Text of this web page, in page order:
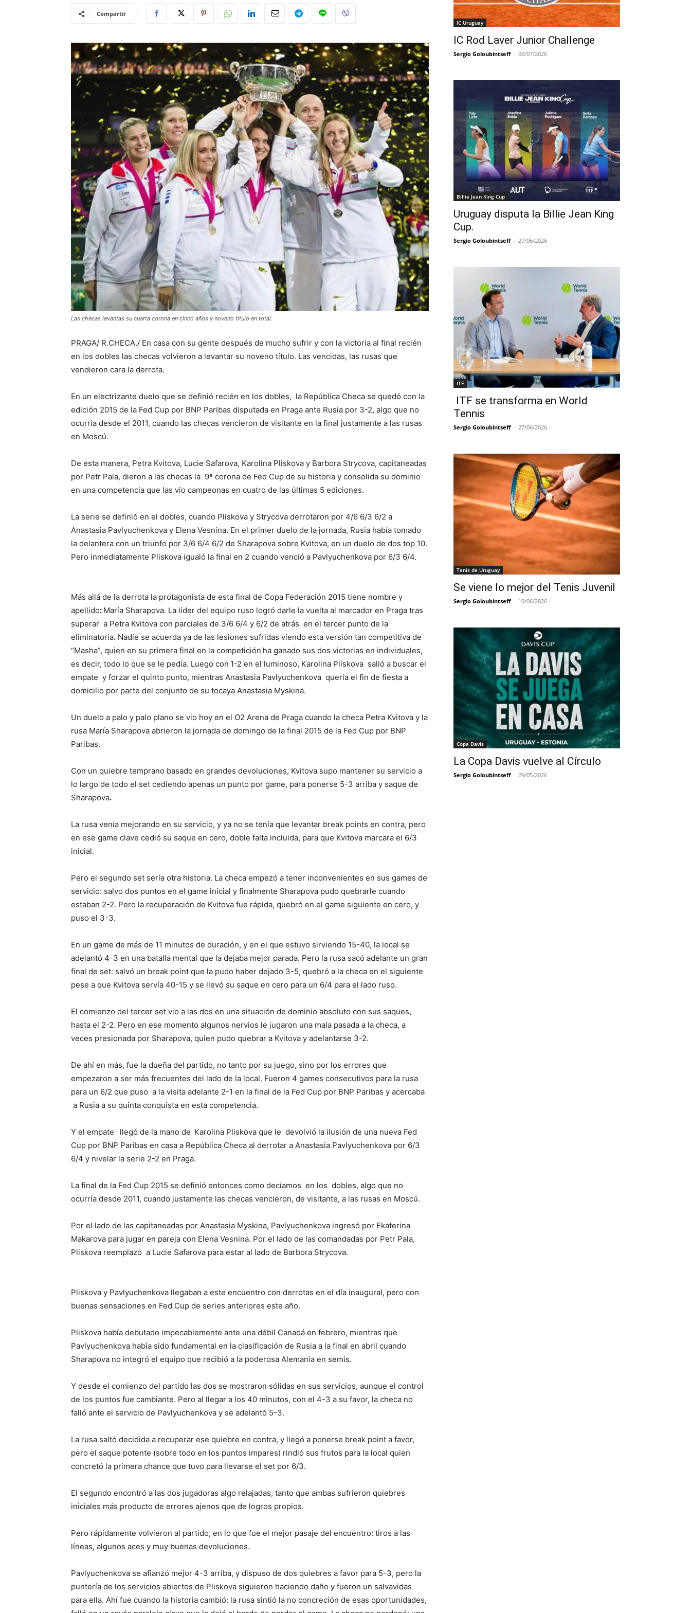
Compartir
Las checas levantas su cuarta corona en cinco años y noveno título en total.
PRAGA/ R.CHECA./ En casa con su gente después de mucho sufrir y con la victoria al final recién
en los dobles las checas volvieron a levantar su noveno título. Las vencidas, las rusas que
vendieron cara la derrota.
En un electrizante duelo que se definió recién en los dobles, la República Checa se quedó con la
edición 2015 de la Fed Cup por BNP Paribas disputada en Praga ante Rusia por 3-2, algo que no
ocurría desde el 2011, cuando las checas vencieron de visitante en la final justamente a las rusas
en Moscú.
De esta manera, Petra Kvitova, Lucie Safarova, Karolina Pliskova y Barbora Strycova, capitaneadas
por Petr Pala, dieron a las checas la 9ª corona de Fed Cup de su historia y consolida su dominio
en una competencia que las vio campeonas en cuatro de las últimas 5 ediciones.
La serie se definió en el dobles, cuando Pliskova y Strycova derrotaron por 4/6 6/3 6/2 a
Anastasia Pavlyuchenkova y Elena Vesnina. En el primer duelo de la jornada, Rusia había tomado
la delantera con un triunfo por 3/6 6/4 6/2 de Sharapova sobre Kvitova, en un duelo de dos top 10.
Pero inmediatamente Pliskova igualó la final en 2 cuando venció a Pavlyuchenkova por 6/3 6/4.
Más allá de la derrota la protagonista de esta final de Copa Federación 2015 tiene nombre y
apellido: María Sharapova. La líder del equipo ruso logró darle la vuelta al marcador en Praga tras
superar a Petra Kvitova con parciales de 3/6 6/4 y 6/2 de atrás en el tercer punto de la
eliminatoria. Nadie se acuerda ya de las lesiones sufridas viendo esta versión tan competitiva de
“Masha”, quien en su primera final en la competición ha ganado sus dos victorias en individuales,
es decir, todo lo que se le pedía. Luego con 1-2 en el luminoso, Karolina Pliskova salió a buscar el
empate y forzar el quinto punto, mientras Anastasia Pavlyuchenkova quería el fin de fiesta a
domicilio por parte del conjunto de su tocaya Anastasia Myskina.
Un duelo a palo y palo plano se vio hoy en el O2 Arena de Praga cuando la checa Petra Kvitova y la
rusa María Sharapova abrieron la jornada de domingo de la final 2015 de la Fed Cup por BNP
Paribas.
Con un quiebre temprano basado en grandes devoluciones, Kvitova supo mantener su servicio a
lo largo de todo el set cediendo apenas un punto por game, para ponerse 5-3 arriba y saque de
Sharapova.
La rusa venía mejorando en su servicio, y ya no se tenía que levantar break points en contra, pero
en ese game clave cedió su saque en cero, doble falta incluida, para que Kvitova marcara el 6/3
inicial.
Pero el segundo set sería otra historia. La checa empezó a tener inconvenientes en sus games de
servicio: salvo dos puntos en el game inicial y finalmente Sharapova pudo quebrarle cuando
estaban 2-2. Pero la recuperación de Kvitova fue rápida, quebró en el game siguiente en cero, y
puso el 3-3.
En un game de más de 11 minutos de duración, y en el que estuvo sirviendo 15-40, la local se
adelantó 4-3 en una batalla mental que la dejaba mejor parada. Pero la rusa sacó adelante un gran
final de set: salvó un break point que la pudo haber dejado 3-5, quebró a la checa en el siguiente
pese a que Kvitova servía 40-15 y se llevó su saque en cero para un 6/4 para el lado ruso.
El comienzo del tercer set vio a las dos en una situación de dominio absoluto con sus saques,
hasta el 2-2. Pero en ese momento algunos nervios le jugaron una mala pasada a la checa, a
veces presionada por Sharapova, quien pudo quebrar a Kvitova y adelantarse 3-2.
De ahí en más, fue la dueña del partido, no tanto por su juego, sino por los errores que
empezaron a ser más frecuentes del lado de la local. Fueron 4 games consecutivos para la rusa
para un 6/2 que puso a la visita adelante 2-1 en la final de la Fed Cup por BNP Paribas y acercaba
a Rusia a su quinta conquista en esta competencia.
Y el empate llegó de la mano de Karolina Pliskova que le devolvió la ilusión de una nueva Fed
Cup por BNP Paribas en casa a República Checa al derrotar a Anastasia Pavlyuchenkova por 6/3
6/4 y nivelar la serie 2-2 en Praga.
La final de la Fed Cup 2015 se definió entonces como decíamos en los dobles, algo que no
ocurría desde 2011, cuando justamente las checas vencieron, de visitante, a las rusas en Moscú.
Por el lado de las capitaneadas por Anastasia Myskina, Pavlyuchenkova ingresó por Ekaterina
Makarova para jugar en pareja con Elena Vesnina. Por el lado de las comandadas por Petr Pala,
Pliskova reemplazó a Lucie Safarova para estar al lado de Barbora Strycova.
Pliskova y Pavlyuchenkova llegaban a este encuentro con derrotas en el día inaugural, pero con
buenas sensaciones en Fed Cup de series anteriores este año.
Pliskova había debutado impecablemente ante una débil Canadá en febrero, mientras que
Pavlyuchenkova había sido fundamental en la clasificación de Rusia a la final en abril cuando
Sharapova no integró el equipo que recibió a la poderosa Alemania en semis.
Y desde el comienzo del partido las dos se mostraron sólidas en sus servicios, aunque el control
de los puntos fue cambiante. Pero al llegar a los 40 minutos, con el 4-3 a su favor, la checa no
falló ante el servicio de Pavlyuchenkova y se adelantó 5-3.
La rusa saltó decidida a recuperar ese quiebre en contra, y llegó a ponerse break point a favor,
pero el saque potente (sobre todo en los puntos impares) rindió sus frutos para la local quien
concretó la primera chance que tuvo para llevarse el set por 6/3.
El segundo encontró a las dos jugadoras algo relajadas, tanto que ambas sufrieron quiebres
iniciales más producto de errores ajenos que de logros propios.
Pero rápidamente volvieron al partido, en lo que fue el mejor pasaje del encuentro: tiros a las
líneas, algunos aces y muy buenas devoluciones.
Pavlyuchenkova se afianzó mejor 4-3 arriba, y dispuso de dos quiebres a favor para 5-3, pero la
puntería de los servicios abiertos de Pliskova siguieron haciendo daño y fueron un salvavidas
para ella. Ahí fue cuando la historia cambió: la rusa sintió la no concreción de esas oportunidades,
IC Uruguay
IC Rod Laver Junior Challenge
Sergio Goloubintseff - 06/07/2026
Billie Jean King Cup
Uruguay disputa la Billie Jean King
Cup.
Sergio Goloubintseff - 27/06/2026
ITF
ITF se transforma en World
Tennis
Sergio Goloubintseff - 27/06/2026
Tenis de Uruguay
Se viene lo mejor del Tenis Juvenil
Sergio Goloubintseff - 10/06/2026
Copa Davis
La Copa Davis vuelve al Círculo
Sergio Goloubintseff - 29/05/2026